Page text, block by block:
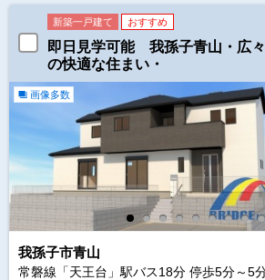
新築一戸建て おすすめ
即日見学可能 我孫子青山・広
の快適な住まい・
画像多数
我孫子市青山
常磐線「天王台」駅バス18分 停歩5分～5